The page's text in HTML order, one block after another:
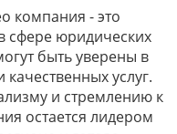
компания - это
сфере юридических
быть уверены в
услуг.
и стремлению к
остается лидером